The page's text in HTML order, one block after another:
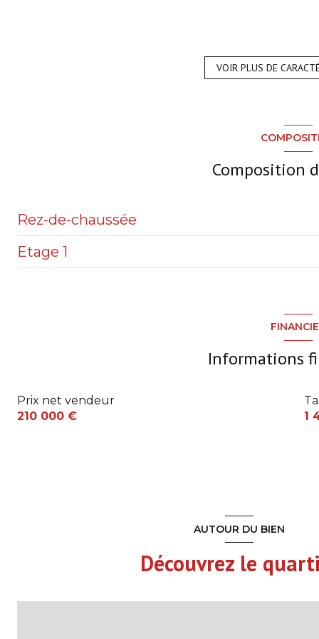
VOIR PLUS DE
Composition
Rez-de-chaussée
entrée
Etage 1
Salle de bains/WC
Informations
Prix net vendeur
210 000 €
1
AUTOUR DU BIEN
Découvrez le